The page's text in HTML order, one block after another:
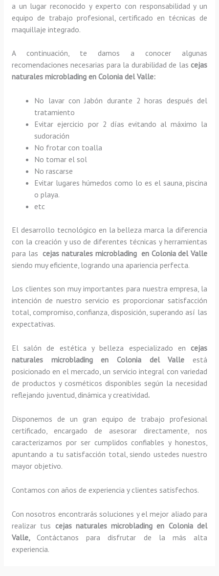
a un lugar reconocido y experto con responsabilidad y un
equipo de trabajo profesional, certificado en técnicas de
maquillaje integrado.
A continuación, te damos a conocer algunas
recomendaciones necesarias para la durabilidad de lascejas
naturales microblading en Colonia del Valle:
No lavar con Jabón durante 2 horas después del
tratamiento
Evitar ejercicio por 2 días evitando al máximo la
sudoración
No frotar con toalla
No tomar el sol
No rascarse
Evitar lugares húmedos como lo es el sauna, piscina
o playa.
etc
El desarrollo tecnológico en la belleza marca la diferencia
con la creación y uso de diferentes técnicas y herramientas
para lascejas naturales microblading en Colonia del Valle
siendo muy eficiente, logrando una apariencia perfecta.
Los clientes son muy importantes para nuestra empresa, la
intención de nuestro servicio es proporcionar satisfacción
total, compromiso, confianza, disposición, superando así las
expectativas.
El salón de estética y belleza especializado encejas
naturales microblading en Colonia del Valle está
posicionado en el mercado, un servicio integral con variedad
de productos y cosméticos disponibles según la necesidad
reflejando juventud, dinámica y creatividad.
Disponemos de un gran equipo de trabajo profesional
certificado, encargado de asesorar directamente, nos
caracterizamos por ser cumplidos confiables y honestos,
apuntando a tu satisfacción total, siendo ustedes nuestro
mayor objetivo.
Contamos con años de experiencia y clientes satisfechos.
Con nosotros encontrarás soluciones y el mejor aliado para
realizar tus cejas naturales microblading en Colonia del
Valle,Contáctanos para disfrutar de la más alta
experiencia.